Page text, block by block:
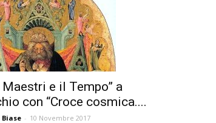
Maestri e il Tempo” a
con “Croce cosmica....
Biase - 10 Novembre 2017